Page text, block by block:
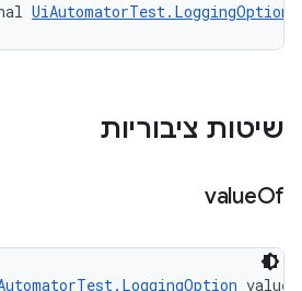
UiAutomatorTest.LoggingOption
שיטות ציבוריות
valueOf